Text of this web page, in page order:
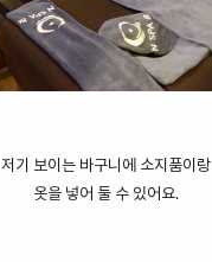
저기 보이는 바구니에 소지품이랑
옷을 넣어 둘 수 있어요.